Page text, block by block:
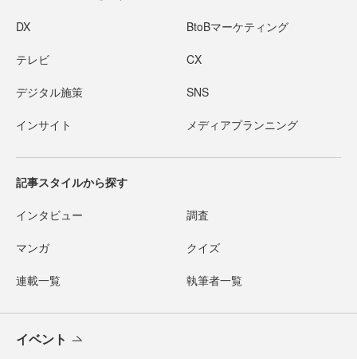
DX BtoBマーケティング
テレビ CX
デジタル施策 SNS
インサイト メディアプランニング
記事スタイルから探す
インタビュー 調査
マンガ クイズ
連載一覧 執筆者一覧
イベント